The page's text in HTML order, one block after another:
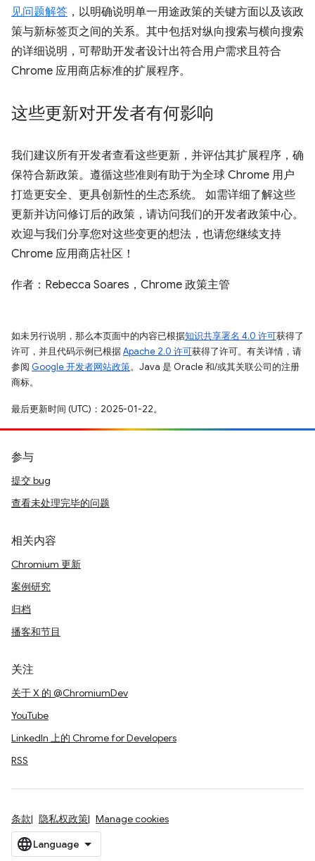
见问题解答 ，以明确说明单一用途政策的关键方面以及该政
策与新标签页之间的关系。其中包括对纵向搜索与横向搜索
的详细说明，可帮助开发者设计出符合用户需求且符合
Chrome 应用商店标准的扩展程序。
这些更新对开发者有何影响
我们建议所有开发者查看这些更新，并评估其扩展程序，确
保符合新政策。遵循这些准则有助于为全球 Chrome 用户
打造更安全、更具创新性的生态系统。 如需详细了解这些
更新并访问修订后的政策，请访问我们的开发者政策中心。
欢迎与我们分享您对这些变更的想法，也请您继续支持
Chrome 应用商店社区！
作者：Rebecca Soares，Chrome 政策主管
如未另行说明，那么本页面中的内容已根据知识共享署名 4.0 许可获得了
许可，并且代码示例已根据Apache 2.0 许可获得了许可。有关详情，请
参阅 Google 开发者网站政策。Java 是 Oracle 和/或其关联公司的注册
商标。
最后更新时间 (UTC)：2025-01-22。
参与
提交 bug
查看未处理完毕的问题
相关内容
Chromium 更新
案例研究
归档
播客和节目
关注
关于 X 的 @ChromiumDev
YouTube
LinkedIn 上的 Chrome for Developers
RSS
条款 隐私权政策 Manage cookies